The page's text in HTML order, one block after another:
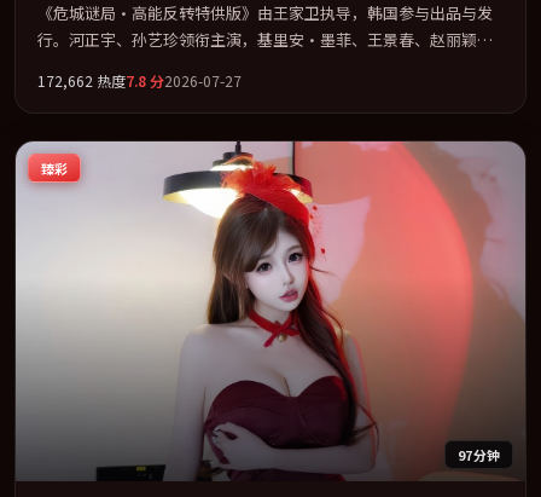
《危城谜局·高能反转特供版》由王家卫执导，韩国参与出品与发
行。河正宇、孙艺珍领衔主演，基里安·墨菲、王景春、赵丽颖、
「惊悚」类型为骨架，在叙事、表演与视听上力求统一。定于
2026-01-16 在内地院线及主流平台同步亮相，2026 年度话题片中口
碑稳健，适合喜欢强情节与人物弧光的观众完整观看。
172,662 热度7.8分2026-07-27
臻彩
97分钟